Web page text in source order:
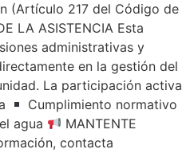
(Artículo 217 del Código de
LA ASISTENCIA Esta
administrativas y
en la gestión del
La participación activa
Cumplimiento normativo
agua
MANTENTE
contacta